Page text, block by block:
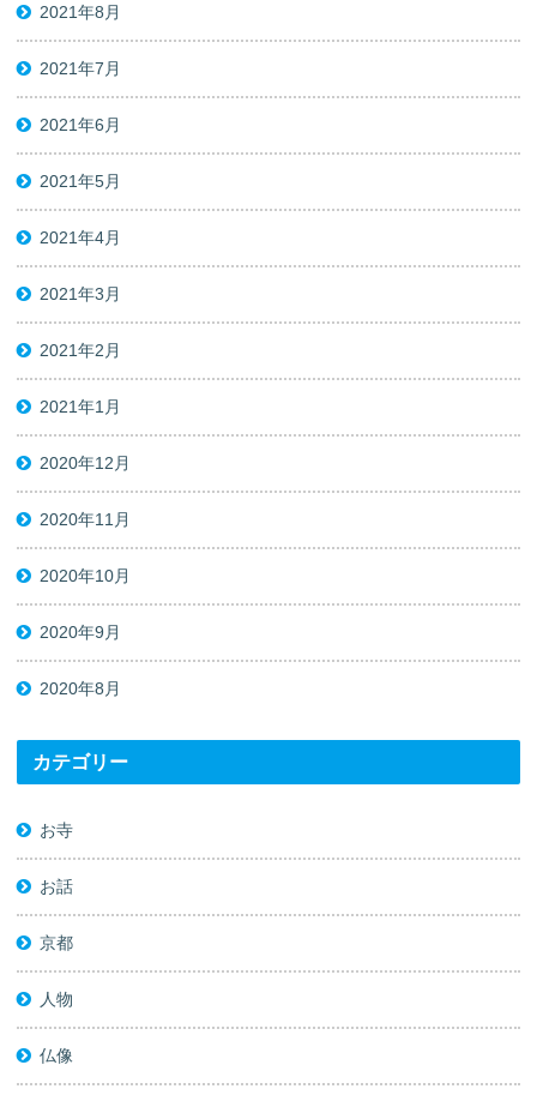
2021年8月
2021年7月
2021年6月
2021年5月
2021年4月
2021年3月
2021年2月
2021年1月
2020年12月
2020年11月
2020年10月
2020年9月
2020年8月
カテゴリー
お寺
お話
京都
人物
仏像